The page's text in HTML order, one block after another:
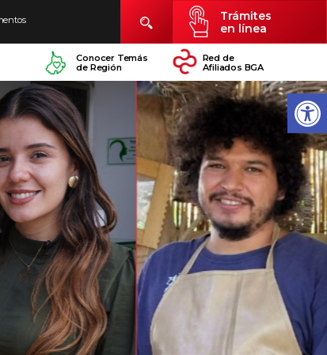
Trámites
en línea
Conocer Temás
de Región
Red de
Afiliados BGA